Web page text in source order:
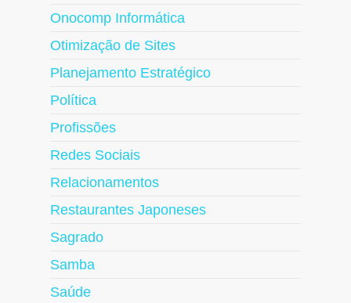
Onocomp Informática
Otimização de Sites
Planejamento Estratégico
Política
Profissões
Redes Sociais
Relacionamentos
Restaurantes Japoneses
Sagrado
Samba
Saúde